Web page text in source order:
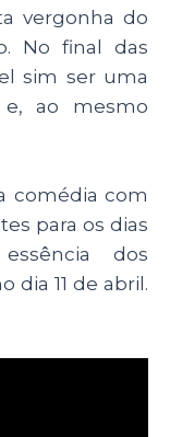
vergonha do
No final das
sim ser uma
ao mesmo
comédia com
para os dias
dos
dia 11 de abril.